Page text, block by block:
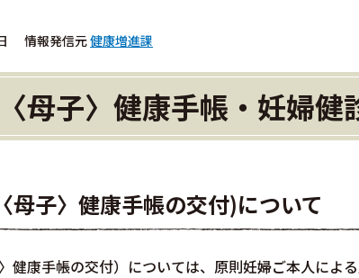
情報発信元健康増進課
母子〉健康手帳・妊婦健
母子〉健康手帳の交付)について
健康手帳の交付）については、原則妊婦ご本人によ